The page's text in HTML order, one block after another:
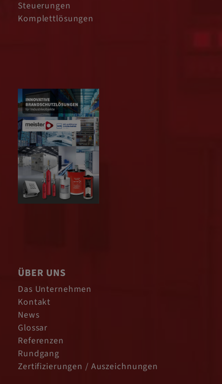
Steuerungen
Komplettlösungen
ÜBER UNS
Das Unternehmen
Kontakt
News
Glossar
Referenzen
Rundgang
Zertifizierungen / Auszeichnungen